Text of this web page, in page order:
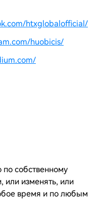
htxglobalofficial/
huobicis/
по собственному
или изменять, или
время и по любым